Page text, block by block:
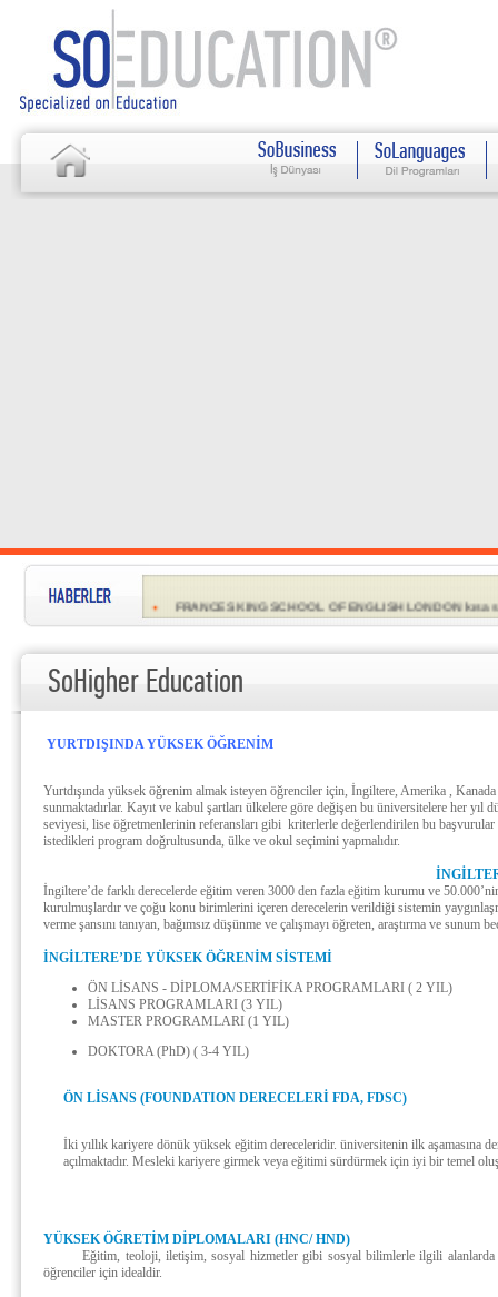
YAZ OKULU KAYITLARI ÇOKTAN BAŞLADI...
FRANCES KING SCHOOL OF ENGLISH LONDON
EMBASSY ENGLISH Türk öğrenciler için özel
EC'den Türk öğrencilere özel...
Malta'da dil eğitimi almak isteyen Türk öğrencilere çok
LSI Türk öğrencilere özel promosyonları...
İRLANDA'dan Türk öğrencilerine özel teklifleri...
SoHigher Education
YURTDIŞINDA YÜKSEK ÖĞRENİM
Yurtdışında yüksek öğrenim almak isteyen öğrenciler için, İngiltere, Amerika ,
sunmaktadırlar. Kayıt ve kabul şartları ülkelere göre değişen bu üniversitelere her yıl
seviyesi, lise öğretmenlerinin referansları gibi kriterlerle değerlendirilen bu başvurular
istedikleri program doğrultusunda, ülke ve okul seçimini yapmalıdır.
İngiltere’de farklı derecelerde eğitim veren 3000 den fazla eğitim kurumu ve
kurulmuşlardır ve çoğu konu birimlerini içeren derecelerin verildiği sistemin
verme şansını tanıyan, bağımsız düşünme ve çalışmayı öğreten, araştırma ve
İNGİLTERE’DE YÜKSEK ÖĞRENİM SİSTEMİ
ÖN LİSANS - DİPLOMA/SERTİFİKA PROGRAMLARI ( 2 YIL)
LİSANS PROGRAMLARI (3 YIL)
MASTER PROGRAMLARI (1 YIL)
DOKTORA (PhD) ( 3-4 YIL)
ÖN LİSANS (FOUNDATION DERECELERİ FDA, FDSC)
İki yıllık kariyere dönük yüksek eğitim dereceleridir. üniversitenin ilk aşamasına
açılmaktadır. Mesleki kariyere girmek veya eğitimi sürdürmek için iyi bir temel
YÜKSEK ÖĞRETİM DİPLOMALARI (HNC/ HND)
Eğitim, teoloji, iletişim, sosyal hizmetler gibi sosyal bilimlerle ilgili alanlarda
öğrenciler için idealdir.